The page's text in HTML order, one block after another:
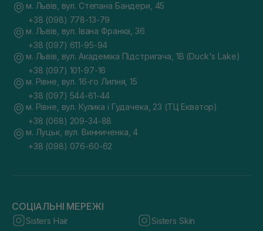
м. Львів, вул. Степана Бандери, 45
+38 (098) 778-13-79
м. Львів, вул. Івана Франка, 36
+38 (097) 611-95-94
м. Львів, вул. Академіка Підстригача, 1В (Duck's Lake)
+38 (097) 101-97-16
м. Рівне, вул. 16-го Липня, 15
+38 (097) 544-61-44
м. Рівне, вул. Кулика і Гудачека, 23 (ТЦ Екватор)
+38 (068) 209-34-88
м. Луцьк, вул. Винниченка, 4
+38 (098) 076-60-62
СОЦІАЛЬНІ МЕРЕЖІ
Sisters Hair Sisters Skin